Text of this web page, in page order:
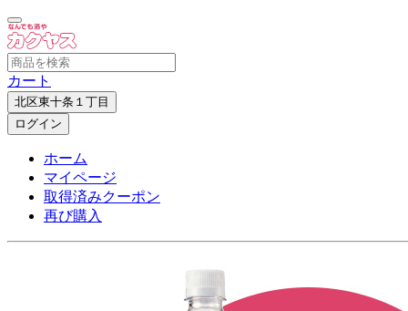
カート
北区東十条１丁目
ログイン
ホーム
マイページ
取得済みクーポン
再び購入